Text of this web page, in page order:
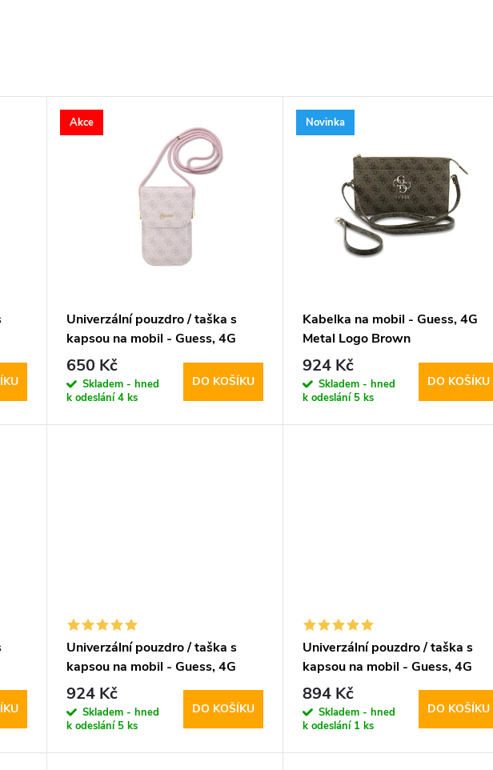
Akce
Univerzální pouzdro / taška s
kapsou na mobil - Guess, 4G
Metal Logo Script Pink
650 Kč
Skladem - hned
k odeslání4 ks
DO KOŠÍKU
Novinka
Kabelka na mobil - Guess, 4G
Metal Logo Brown
924 Kč
Skladem - hned
k odeslání 5 ks
DO KOŠÍKU
Univerzální pouzdro / taška s
kapsou na mobil - Guess, 4G
Triangle Logo Bag Brown
924 Kč
Skladem - hned
k odeslání 5 ks
DO KOŠÍKU
Univerzální pouzdro / taška s
kapsou na mobil - Guess, 4G
Metal Logo Bag Gray
894 Kč
Skladem - hned
k odeslání 1 ks
DO KOŠÍKU